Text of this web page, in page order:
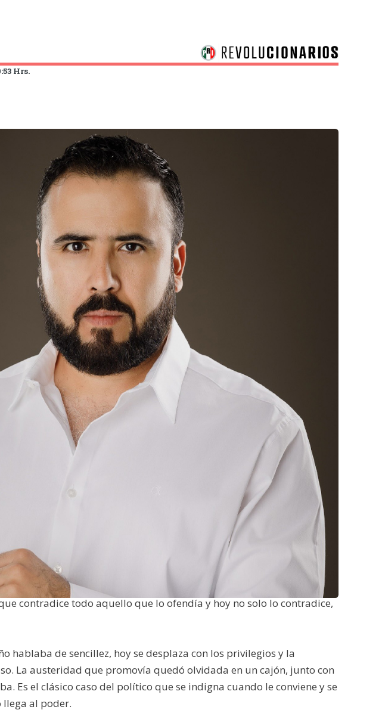
Hrs.
y votos. Noroña y
moral como
parece que Gerardo Fernández Noroña sigue creyendo que vive en
de "austeridad" lo convertía en una especie de guardián
quien presume tanta congruencia, la realidad ya lo alcanzó. El
contradice todo aquello que lo ofendía y hoy no solo lo contradice,
hablaba de sencillez, hoy se desplaza con los privilegios y la
La austeridad que promovía quedó olvidada en un cajón, junto con
Es el clásico caso del político que se indigna cuando le conviene y se
llega al poder.